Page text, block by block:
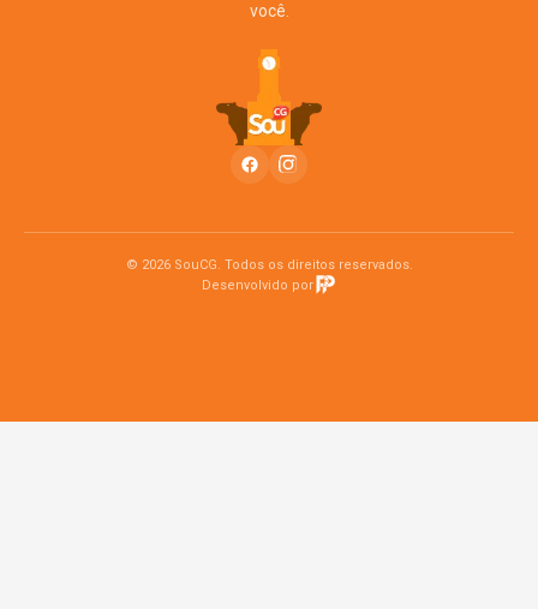
você.
© 2026 SouCG. Todos os direitos reservados.
Desenvolvido por